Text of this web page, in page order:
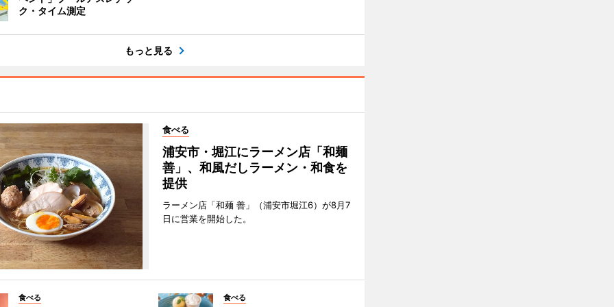
ク・タイム測定
もっと見る
食べる
浦安市・堀江にラーメン店「和麺
善」、和風だしラーメン・和食を
提供
ラーメン店「和麺 善」（浦安市堀江6）が8月7
日に営業を開始した。
食べる 食べる